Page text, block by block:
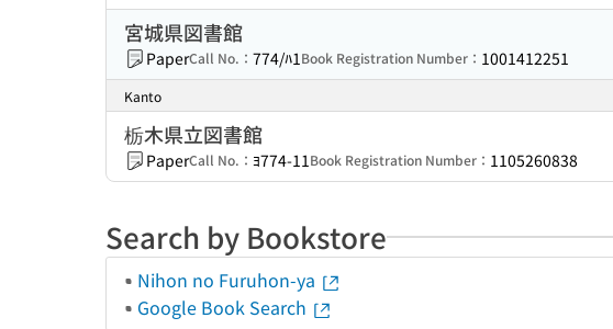
宮城県図書館
PaperCall No.： 774/ﾊ1Book Registration Number： 1001412251
Kanto
栃木県立図書館
PaperCall No.： ﾖ774-11Book Registration Number： 1105260838
Search by Bookstore
Nihon no Furuhon-ya
Google Book Search